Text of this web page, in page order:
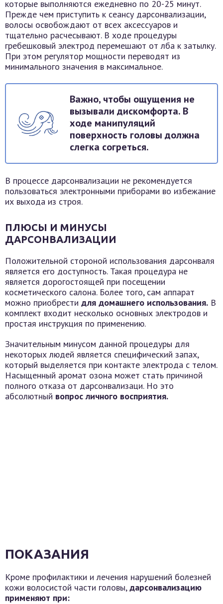
которые выполняются ежедневно по 20-25 минут.
Прежде чем приступить к сеансу дарсонвализации,
волосы освобождают от всех аксессуаров и
тщательно расчесывают. В ходе процедуры
гребешковый электрод перемешают от лба к затылку.
При этом регулятор мощности переводят из
минимального значения в максимальное.
Важно, чтобы ощущения не
вызывали дискомфорта. В
ходе манипуляций
поверхность головы должна
слегка согреться.
В процессе дарсонвализации не рекомендуется
пользоваться электронными приборами во избежание
их выхода из строя.
ПЛЮСЫ И МИНУСЫ
ДАРСОНВАЛИЗАЦИИ
Положительной стороной использования дарсонваля
является его доступность. Такая процедура не
является дорогостоящей при посещении
косметического салона. Более того, сам аппарат
можно приобрести для домашнего использования. В
комплект входит несколько основных электродов и
простая инструкция по применению.
Значительным минусом данной процедуры для
некоторых людей является специфический запах,
который выделяется при контакте электрода с телом.
Насыщенный аромат озона может стать причиной
полного отказа от дарсонвализаци. Но это
абсолютный вопрос личного восприятия.
ПОКАЗАНИЯ
Кроме профилактики и лечения нарушений болезней
кожи волосистой части головы, дарсонвализацию
применяют при: